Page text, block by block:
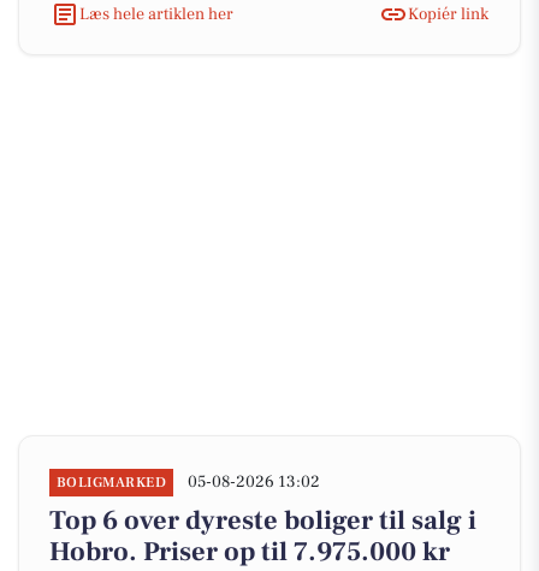
Læs hele artiklen her
Kopiér link
BOLIGMARKED 05-08-2026 13:02
Top 6 over dyreste boliger til salg i
Hobro. Priser op til 7.975.000 kr